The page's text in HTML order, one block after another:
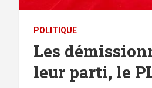
POLITIQUE
Les
leur parti, le